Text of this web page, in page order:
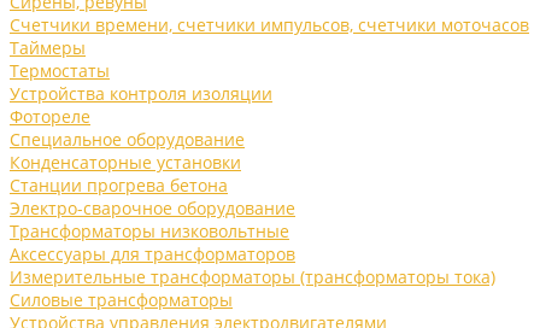
Счетчики времени, счетчики импульсов, счетчики моточасов
Таймеры
Термостаты
Устройства контроля изоляции
Фотореле
Специальное оборудование
Конденсаторные установки
Станции прогрева бетона
Электро-сварочное оборудование
Трансформаторы низковольтные
Аксессуары для трансформаторов
Измерительные трансформаторы (трансформаторы тока)
Силовые трансформаторы
Устройства управления электродвигателями